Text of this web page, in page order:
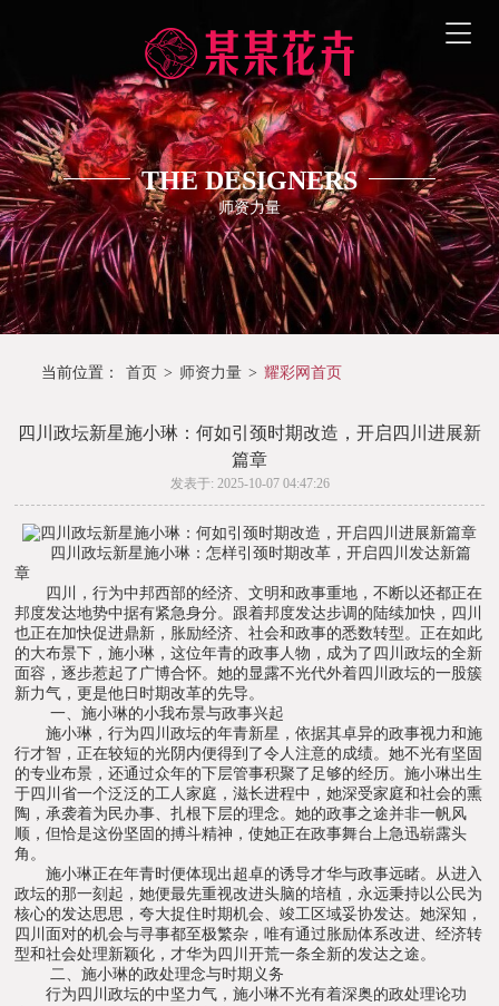
THE DESIGNERS
师资力量
当前位置： 首页 > 师资力量 > 耀彩网首页
四川政坛新星施小琳：何如引颈时期改造，开启四川进展新
篇章
发表于: 2025-10-07 04:47:26
四川政坛新星施小琳：怎样引颈时期改革，开启四川发达新篇
章
四川，行为中邦西部的经济、文明和政事重地，不断以还都正在
邦度发达地势中据有紧急身分。跟着邦度发达步调的陆续加快，四川
也正在加快促进鼎新，胀励经济、社会和政事的悉数转型。正在如此
的大布景下，施小琳，这位年青的政事人物，成为了四川政坛的全新
面容，逐步惹起了广博合怀。她的显露不光代外着四川政坛的一股簇
新力气，更是他日时期改革的先导。
一、施小琳的小我布景与政事兴起
施小琳，行为四川政坛的年青新星，依据其卓异的政事视力和施
行才智，正在较短的光阴内便得到了令人注意的成绩。她不光有坚固
的专业布景，还通过众年的下层管事积聚了足够的经历。施小琳出生
于四川省一个泛泛的工人家庭，滋长进程中，她深受家庭和社会的熏
陶，承袭着为民办事、扎根下层的理念。她的政事之途并非一帆风
顺，但恰是这份坚固的搏斗精神，使她正在政事舞台上急迅崭露头
角。
施小琳正在年青时便体现出超卓的诱导才华与政事远睹。从进入
政坛的那一刻起，她便最先重视改进头脑的培植，永远秉持以公民为
核心的发达思思，夸大捉住时期机会、竣工区域妥协发达。她深知，
四川面对的机会与寻事都至极繁杂，唯有通过胀励体系改进、经济转
型和社会处理新颖化，才华为四川开荒一条全新的发达之途。
二、施小琳的政处理念与时期义务
行为四川政坛的中坚力气，施小琳不光有着深奥的政处理论功